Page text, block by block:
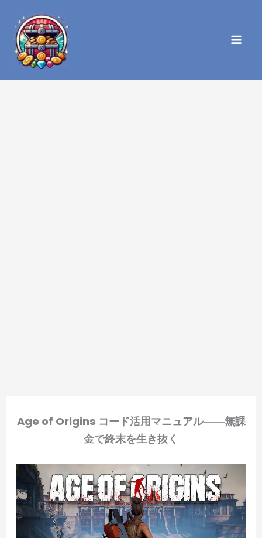
キ
Age of Origins コード活用マニュアル――無課
金で終末を生き抜く